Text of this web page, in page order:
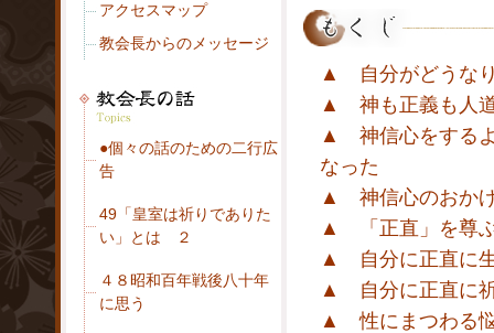
アクセスマップ
教会長からのメッセージ
●個々の話のための二行広
告
49「皇室は祈りでありた
い」とは ２
４８昭和百年戦後八十年
に思う
▲ 自分がどうなり
▲ 神も正義も人道
▲ 神信心をするよ
なった
▲ 神信心のおかげ
▲ 「正直」を尊ぶ
▲ 自分に正直に生
▲ 自分に正直に
▲ 性にまつわる悩